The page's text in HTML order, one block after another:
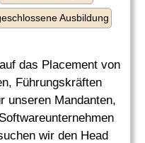
Ausbildung
das Placement von
Führungskräften
unseren Mandanten,
wir den Head